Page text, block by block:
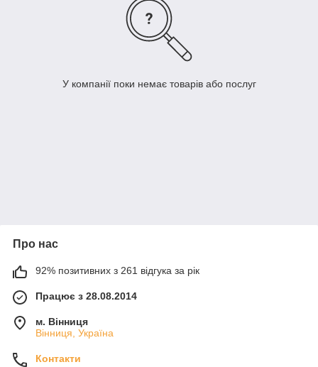
У компанії поки немає товарів або послуг
Про нас
92% позитивних з 261 відгука за рік
Працює з 28.08.2014
м. Вінниця
Вінниця, Україна
Контакти